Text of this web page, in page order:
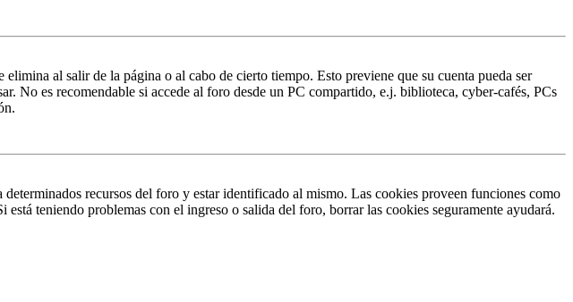
al salir de la página o al cabo de cierto tiempo. Esto previene que su cuenta pueda ser
No es recomendable si accede al foro desde un PC compartido, e.j. biblioteca, cyber-cafés, PCs
recursos del foro y estar identificado al mismo. Las cookies proveen funciones como
teniendo problemas con el ingreso o salida del foro, borrar las cookies seguramente ayudará.